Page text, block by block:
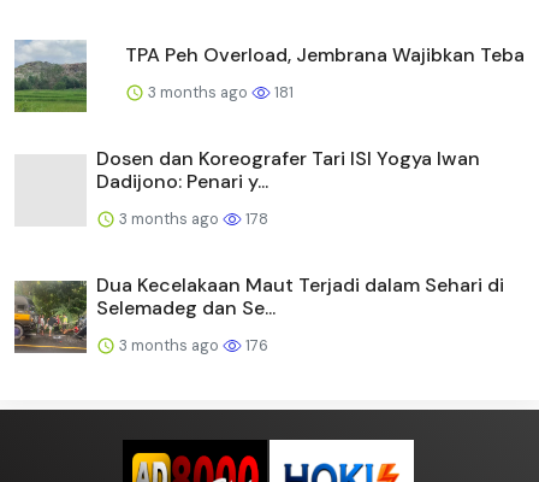
TPA Peh Overload, Jembrana Wajibkan Teba
3 months ago 181
Dosen dan Koreografer Tari ISI Yogya Iwan
Dadijono: Penari y...
3 months ago 178
Dua Kecelakaan Maut Terjadi dalam Sehari di
Selemadeg dan Se...
3 months ago 176